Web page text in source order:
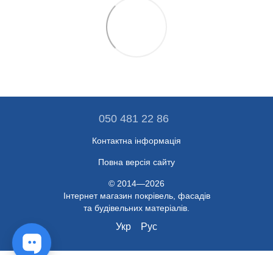
050 481 22 86
Контактна інформація
Повна версія сайту
© 2014—2026
Інтернет магазин покрівель, фасадів
та будівельних матеріалів.
Укр Рус